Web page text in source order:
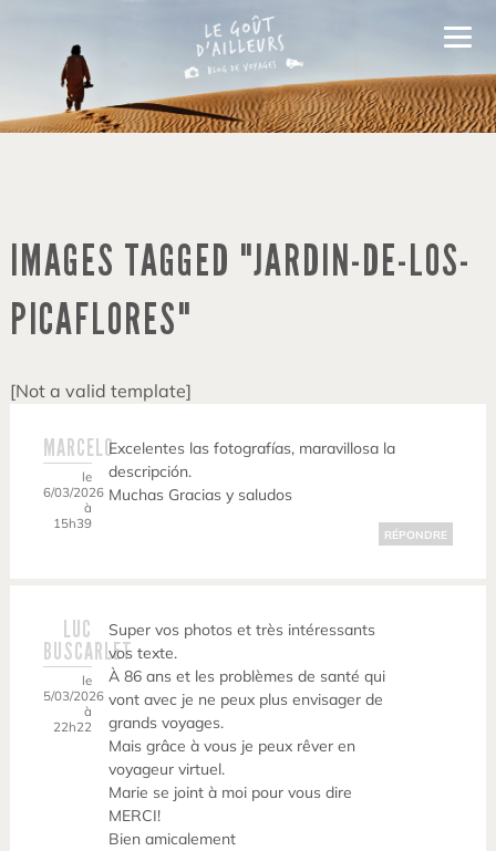
IMAGES TAGGED "JARDIN-DE-LOS-
PICAFLORES"
[Not a valid template]
MARCELO
le
6/03/2026
à
15h39
Excelentes las fotografías, maravillosa la
descripción.
Muchas Gracias y saludos
RÉPONDRE
LUC
BUSCARLET
le
5/03/2026
à
22h22
Super vos photos et très intéressants
vos texte.
À 86 ans et les problèmes de santé qui
vont avec je ne peux plus envisager de
grands voyages.
Mais grâce à vous je peux rêver en
voyageur virtuel.
Marie se joint à moi pour vous dire
MERCI!
Bien amicalement